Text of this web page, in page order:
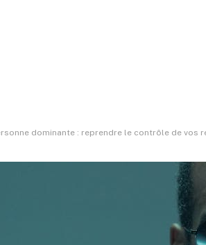
dominante : reprendre le contrôle de vos